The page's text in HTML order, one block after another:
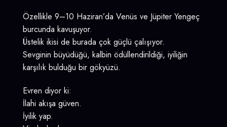
Özellikle 9–10 Haziran’da Venüs ve Jüpiter Yengeç
burcunda kavuşuyor.
Üstelik ikisi de burada çok güçlü çalışıyor.
Sevginin büyüdüğü, kalbin ödüllendirildiği, iyiliğin
karşılık bulduğu bir gökyüzü.
Evren diyor ki:
İlahi akışa güven.
İyilik yap.